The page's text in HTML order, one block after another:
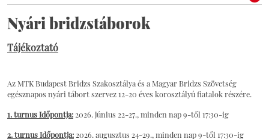
Nyári bridzstáborok
Tájékoztató
Az MTK Budapest Bridzs Szakosztálya és a Magyar Bridzs Szövetség
egésznapos nyári tábort szervez 12-20 éves korosztályú fiatalok részére.
1. turnus Időpontja:2026. június 22-27., minden nap 9-től 17:30-ig
2. turnus Időpontja:2026. augusztus 24-29., minden nap 9-től 17:30-ig